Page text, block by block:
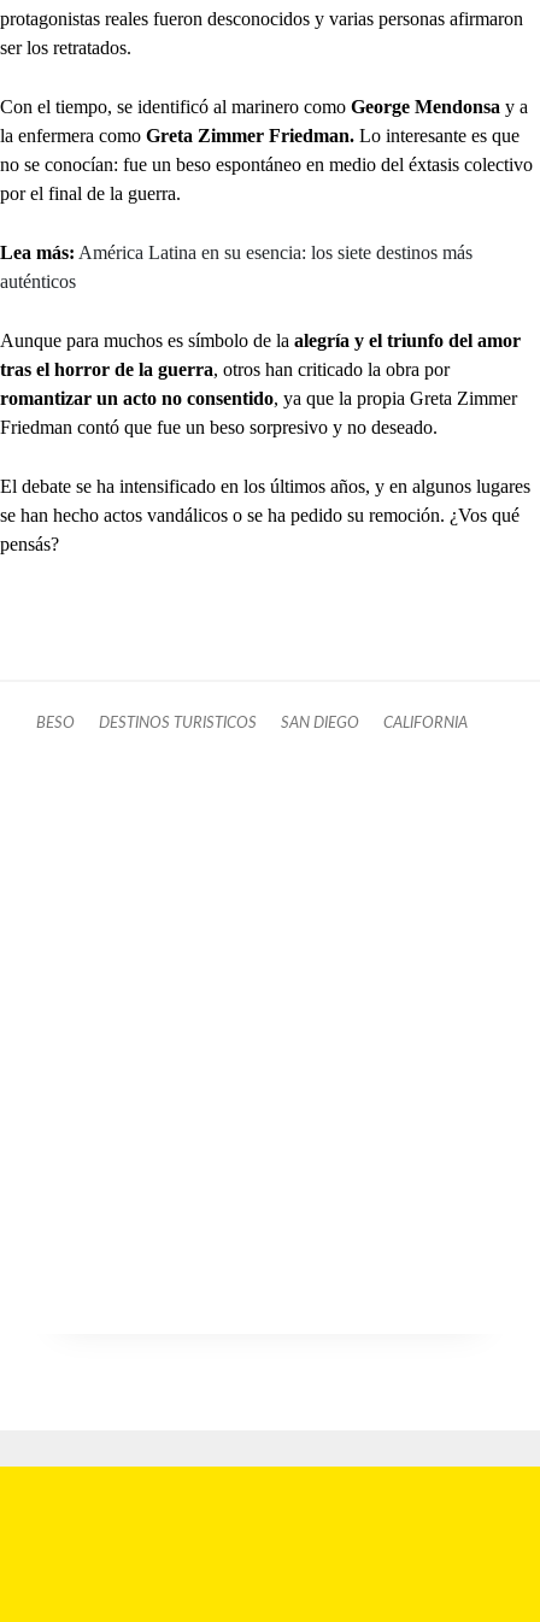
protagonistas reales fueron desconocidos y varias personas afirmaron
ser los retratados.
Con el tiempo, se identificó al marinero como George Mendonsa y a
la enfermera como Greta Zimmer Friedman. Lo interesante es que
no se conocían: fue un beso espontáneo en medio del éxtasis colectivo
por el final de la guerra.
Lea más: América Latina en su esencia: los siete destinos más
auténticos
Aunque para muchos es símbolo de la alegría y el triunfo del amor
tras el horror de la guerra, otros han criticado la obra por
romantizar un acto no consentido, ya que la propia Greta Zimmer
Friedman contó que fue un beso sorpresivo y no deseado.
El debate se ha intensificado en los últimos años, y en algunos lugares
se han hecho actos vandálicos o se ha pedido su remoción. ¿Vos qué
pensás?
BESO DESTINOS TURISTICOS SAN DIEGO CALIFORNIA